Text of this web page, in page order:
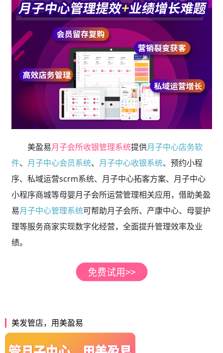
美盈易月子会所收银管理系统提供月子中心店务软
件、 月子中心会员系统、 月子中心收银系统、预约小程
序、私域运营scrm系统、月子中心拓客方案、月子中心
小程序商城等母婴月子会所运营管理相关应用，借助美盈
易月子中心管理系统可帮助月子会所、产康中心、母婴护
理等服务商家实现数字化经营，全面提升管理效率及业
绩。
美发管店，用美盈易